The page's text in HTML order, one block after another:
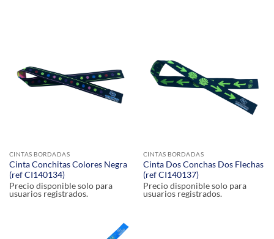
CINTAS BORDADAS
Cinta Conchitas Colores Negra
(ref CI140134)
Precio disponible solo para
usuarios registrados.
CINTAS BORDADAS
Cinta Dos Conchas Dos Flechas
(ref CI140137)
Precio disponible solo para
usuarios registrados.